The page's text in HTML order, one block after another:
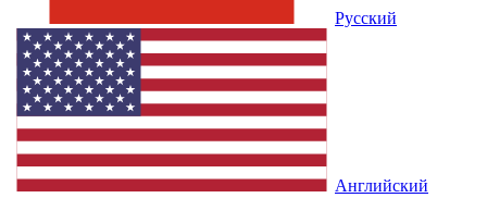
Русский
Английский